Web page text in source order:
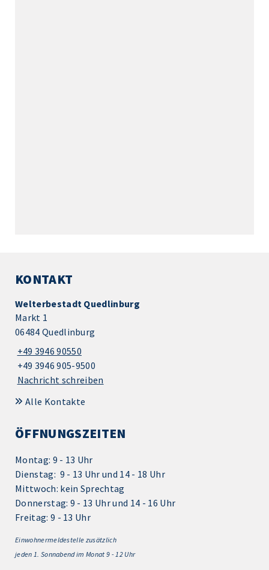
KONTAKT
Welterbestadt Quedlinburg
Markt 1
06484 Quedlinburg
+49 3946 90550
+49 3946 905-9500
Nachricht schreiben
Alle Kontakte
ÖFFNUNGSZEITEN
Montag: 9 - 13 Uhr
Dienstag: 9 - 13 Uhr und 14 - 18 Uhr
Mittwoch: kein Sprechtag
Donnerstag: 9 - 13 Uhr und 14 - 16 Uhr
Freitag: 9 - 13 Uhr
Einwohnermeldestelle zusätzlich
jeden 1. Sonnabend im Monat 9 - 12 Uhr